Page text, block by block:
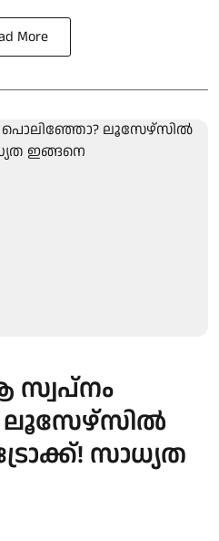
More
സ്വപ്‌നം
ലൂസേഴ്‌സിൽ
സാധ്യത